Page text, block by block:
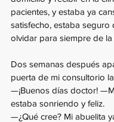
pacientes, y estaba ya
satisfecho, estaba seguro
olvidar para siempre de la
Dos semanas después
puerta de mi consultorio
—¡Buenos días doctor!
estaba sonriendo y feliz.
—¿Qué cree? Mi abuelita